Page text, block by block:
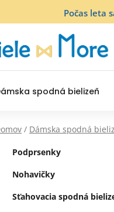
Počas leta
spodná bielizeň
/ Dámska spodná
Podprsenky
Nohavičky
Sťahovacia spodná